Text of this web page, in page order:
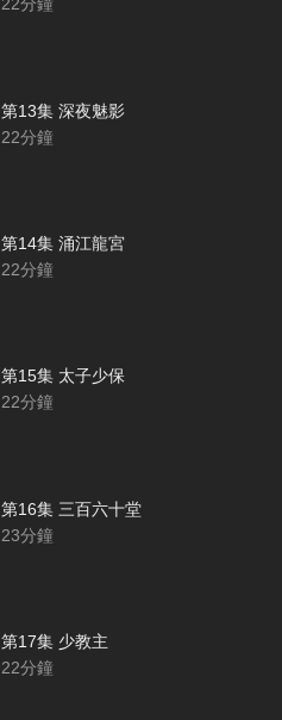
22分鐘
第13集 深夜魅影
22分鐘
第14集 涌江龍宮
22分鐘
第15集 太子少保
22分鐘
第16集 三百六十堂
23分鐘
第17集 少教主
22分鐘